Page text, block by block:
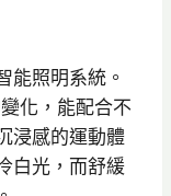
能照明系統。
化，能配合不
浸感的運動體
白光，而舒緩